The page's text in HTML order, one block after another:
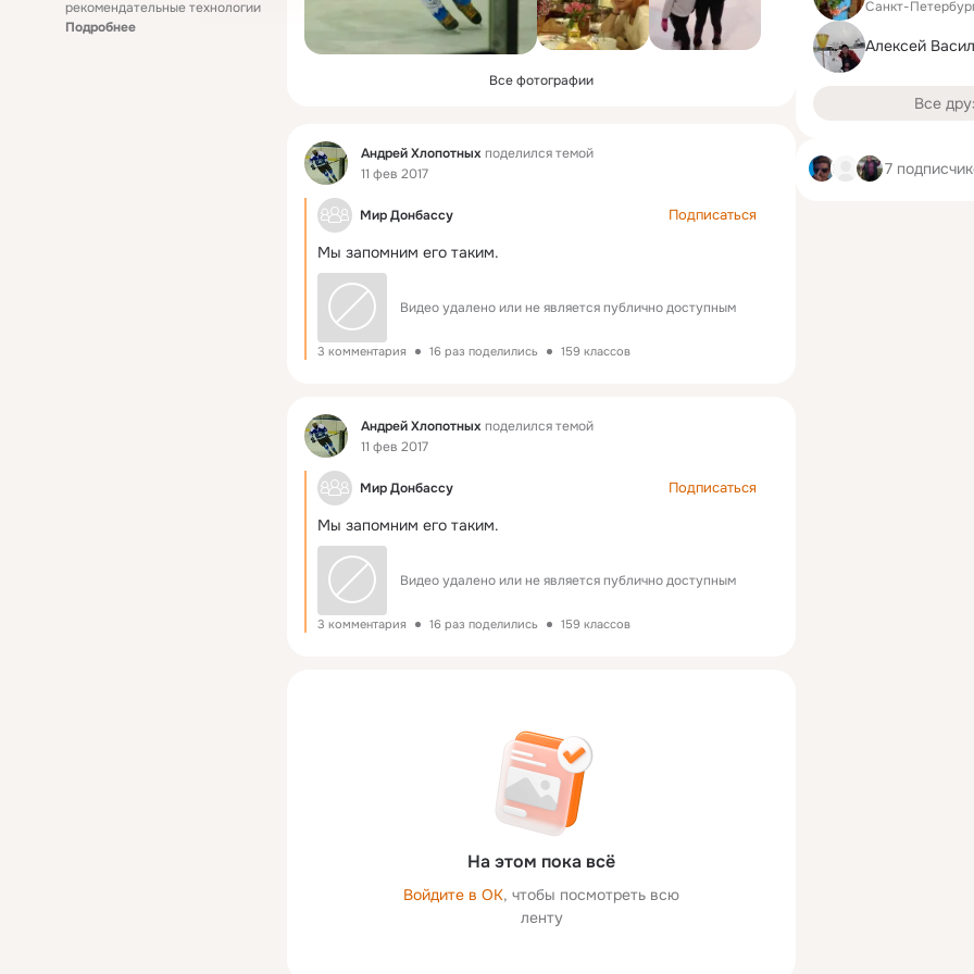
рекомендательные технологии
Подробнее
Все фотографии
Фид Андрей Хлопотныхподелился темой
11 фев 2017
Мир Донбассу Подписаться
Мы запомним его таким.
Видео удалено или не является публично доступным
3 комментария 16 раз поделились 159 классов
Фид Андрей Хлопотныхподелился темой
11 фев 2017
Мир Донбассу Подписаться
Мы запомним его таким.
Видео удалено или не является публично доступным
3 комментария 16 раз поделились 159 классов
На этом пока всё
Войдите в ОК, чтобы посмотреть всю
ленту
Санкт-
Алексей
Все
7